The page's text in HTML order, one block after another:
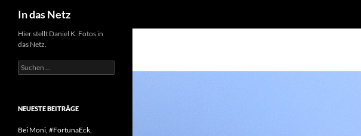
Inhalt
springen
In das Netz
Hier stellt Daniel K. Fotos in
das Netz.
Suchen
nach:
NEUESTE BEITRÄGE
Bei Moni, #FortunaEck,